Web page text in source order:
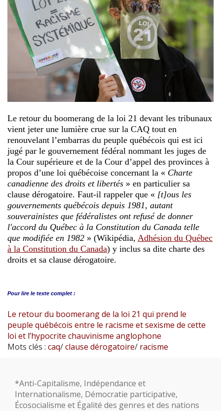
Le retour du boomerang de la loi 21 devant les tribunaux
vient jeter une lumière crue sur la CAQ tout en
renouvelant l’embarras du peuple québécois qui est ici
jugé par le gouvernement fédéral nommant les juges de
la Cour supérieure et de la Cour d’appel des provinces à
propos d’une loi québécoise concernant la « Charte
canadienne des droits et libertés » en particulier sa
clause dérogatoire. Faut-il rappeler que « [t]ous les
gouvernements québécois depuis 1981, autant
souverainistes que fédéralistes ont refusé de donner
l'accord du Québec à la Constitution du Canada telle
que modifiée en 1982 » (Wikipédia, Adhésion du Québec
à la Constitution du Canada) y inclus sa dite charte des
droits et sa clause dérogatoire.
Pour lire le texte complet :
Le retour du boomerang de la loi 21 qui prend le
peuple québécois entre le racisme et sexisme de cette
loi et l’hypocrite chauvinisme anglophone
Mots clés : caq/clause dérogatoire/ racisme
*Anti-Capitalisme, Indépendance et
Internationalisme, Démocratie participative,
Écosocialisme et Égalité des genres et des nations